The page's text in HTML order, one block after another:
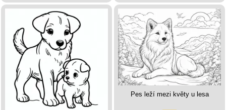
Pes leží mezi květy u lesa